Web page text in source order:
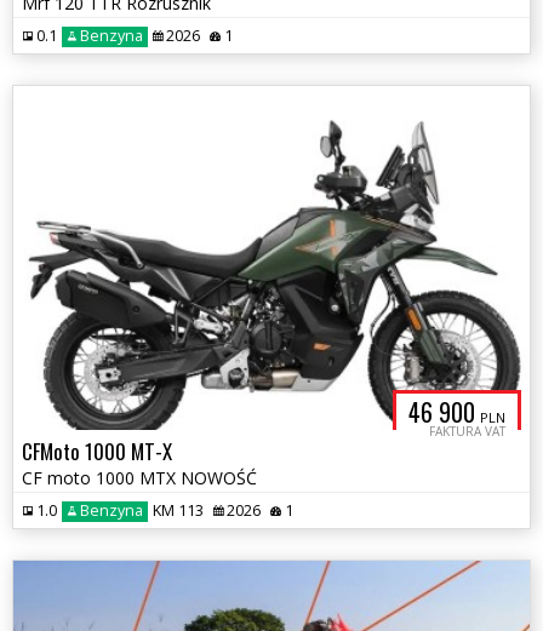
0.1 Benzyna 2026 1
46 900 PLN
FAKTURA VAT
CFMoto 1000 MT-X
CF moto 1000 MTX NOWOŚĆ
1.0 Benzyna KM 113 2026 1